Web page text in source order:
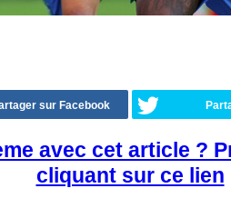
sur Facebook
avec cet article ?
cliquant sur ce lien